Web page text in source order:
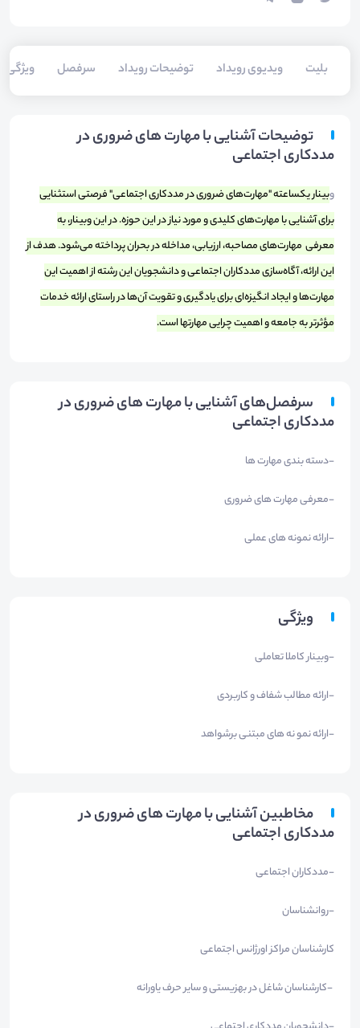
بلیت‌ ویدیوی رویداد توضیحات رویداد سرفصل ویژگی
توضیحات آشنایی با مهارت های ضروری در
مددکاری اجتماعی
وبینار یکساعته "مهارت‌های ضروری در مددکاری اجتماعی" فرصتی استثنایی
برای آشنایی با مهارت‌های کلیدی و مورد نیاز در این حوزه. در این وبینار، به
معرفی مهارت‌های مصاحبه، ارزیابی، مداخله در بحران پرداخته می‌شود. هدف از
این ارائه، آگاه‌سازی مددکاران اجتماعی و دانشجویان این رشته از اهمیت این
مهارت‌ها و ایجاد انگیزه‌ای برای یادگیری و تقویت آن‌ها در راستای ارائه خدمات
مؤثرتر به جامعه و اهمیت چرایی مهارتها است.
سرفصل‌های آشنایی با مهارت های ضروری در
مددکاری اجتماعی
-دسته بندی مهارت ها
-معرفی مهارت های ضروری
-ارائه نمونه های عملی
ویژگی
-وبینار کاملا تعاملی
-ارائه مطالب شفاف و کاربردی
-ارائه نمو نه های مبتنی برشواهد
مخاطبین آشنایی با مهارت های ضروری در
مددکاری اجتماعی
-مددکاران اجتماعی
-روانشناسان
کارشناسان مراکز اورژانس اجتماعی
-کارشناسان شاغل در بهزیستی و سایر حرف یاورانه